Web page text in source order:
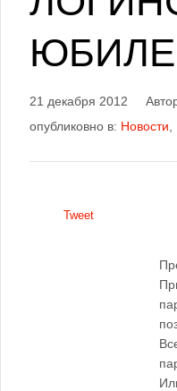
21 декабря 2012
опубликовно в: Новости
Tweet